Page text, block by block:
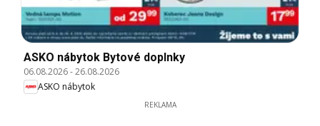
ASKO nábytok Bytové doplnky
06.08.2026-26.08.2026
ASKO nábytok
REKLAMA